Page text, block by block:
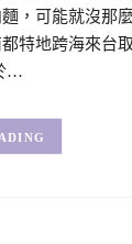
，可能就沒那
特地跨海來台
…